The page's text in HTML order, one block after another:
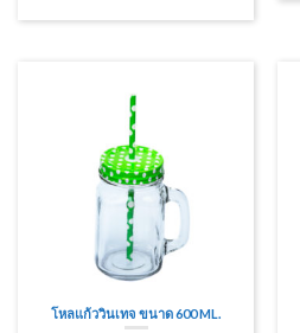
โหลแก้ววินเทจ ขนาด 600 ML.